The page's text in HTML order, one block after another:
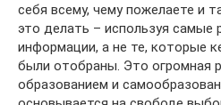
себя всему, чему пожелаете и
это делать – используя самые
информации, а не те, которые
были отобраны. Это огромная
образованием и